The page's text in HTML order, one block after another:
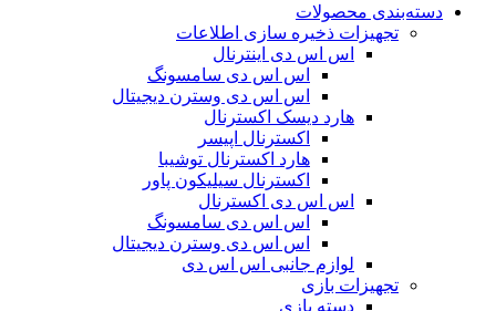
دسته‌بندی محصولات
تجهیزات ذخیره سازی اطلاعات
اس اس دی اینترنال
اس اس دی سامسونگ
اس اس دی وسترن دیجیتال
هارد دیسک اکسترنال
اکسترنال اپیسر
هارد اکسترنال توشیبا
اکسترنال سیلیکون پاور
اس اس دی اکسترنال
اس اس دی سامسونگ
اس اس دی وسترن دیجیتال
لوازم جانبی اس اس دی
تجهیزات بازی
دسته بازی